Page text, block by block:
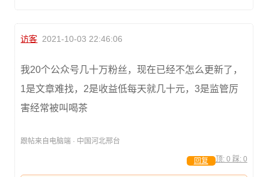
访客 2021-10-03 22:46:06
我20个公众号几十万粉丝，现在已经不怎么更新了，
1是文章难找，2是收益低每天就几十元，3是监管厉
害经常被叫喝茶
跟帖来自电脑端 · 中国河北邢台
顶: 0 踩: 0
回复